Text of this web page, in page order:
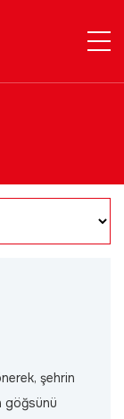
şehrin
göğsünü